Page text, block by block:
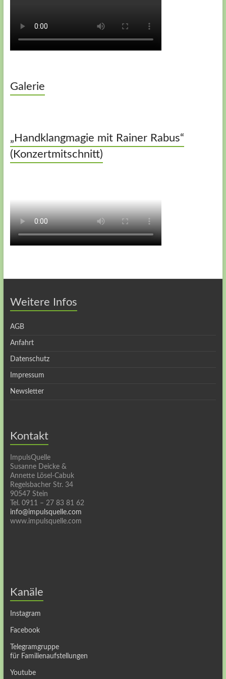
Galerie
„Handklangmagie mit Rainer Rabus“
(Konzertmitschnitt)
Weitere Infos
AGB
Anfahrt
Datenschutz
Impressum
Newsletter
Kontakt
ImpulsQuelle
Susanne Deicke &
Annette Lösel-Cabuk
Regelsbacher Str. 34
90547 Stein
Tel. 0911 – 27 83 81 62
info@impulsquelle.com
www.impulsquelle.com
Kanäle
Instagram
Facebook
Telegramgruppe
für Familienaufstellungen
Youtube